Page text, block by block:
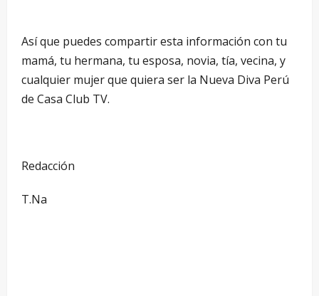
Así que puedes compartir esta información con tu
mamá, tu hermana, tu esposa, novia, tía, vecina, y
cualquier mujer que quiera ser la Nueva Diva Perú
de Casa Club TV.
Redacción
T.Na